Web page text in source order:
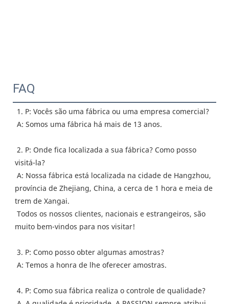
FAQ
1. P: Vocês são uma fábrica ou uma empresa comercial?
A: Somos uma fábrica há mais de 13 anos.
visitá-la?
província de Zhejiang, China, a cerca de 1 hora e meia de
trem de Xangai.
muito bem-vindos para nos visitar!
3. P: Como posso obter algumas amostras?
A: Temos a honra de lhe oferecer amostras.
4. P: Como sua fábrica realiza o controle de qualidade?